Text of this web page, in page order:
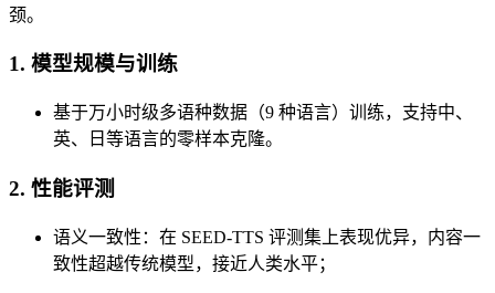
颈。
1. 模型规模与训练​​
基于​​万小时级多语种数据​​（9 种语言）训练，支持中、
英、日等语言的零样本克隆。
2. ​​性能评测​​
​​语义一致性​​：在 SEED-TTS 评测集上表现优异，内容一
致性超越传统模型，接近人类水平；